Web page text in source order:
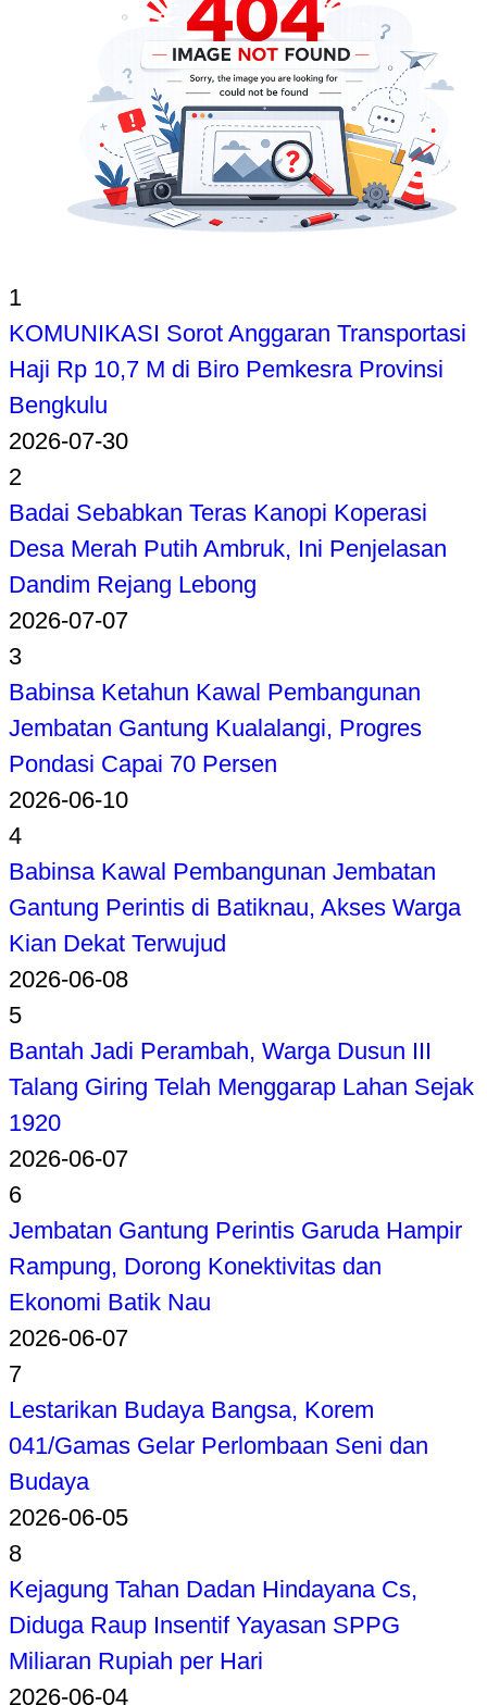
1
KOMUNIKASI Sorot Anggaran Transportasi
Haji Rp 10,7 M di Biro Pemkesra Provinsi
Bengkulu
2026-07-30
2
Badai Sebabkan Teras Kanopi Koperasi
Desa Merah Putih Ambruk, Ini Penjelasan
Dandim Rejang Lebong
2026-07-07
3
Babinsa Ketahun Kawal Pembangunan
Jembatan Gantung Kualalangi, Progres
Pondasi Capai 70 Persen
2026-06-10
4
Babinsa Kawal Pembangunan Jembatan
Gantung Perintis di Batiknau, Akses Warga
Kian Dekat Terwujud
2026-06-08
5
Bantah Jadi Perambah, Warga Dusun III
Talang Giring Telah Menggarap Lahan Sejak
1920
2026-06-07
6
Jembatan Gantung Perintis Garuda Hampir
Rampung, Dorong Konektivitas dan
Ekonomi Batik Nau
2026-06-07
7
Lestarikan Budaya Bangsa, Korem
041/Gamas Gelar Perlombaan Seni dan
Budaya
2026-06-05
8
Kejagung Tahan Dadan Hindayana Cs,
Diduga Raup Insentif Yayasan SPPG
Miliaran Rupiah per Hari
2026-06-04